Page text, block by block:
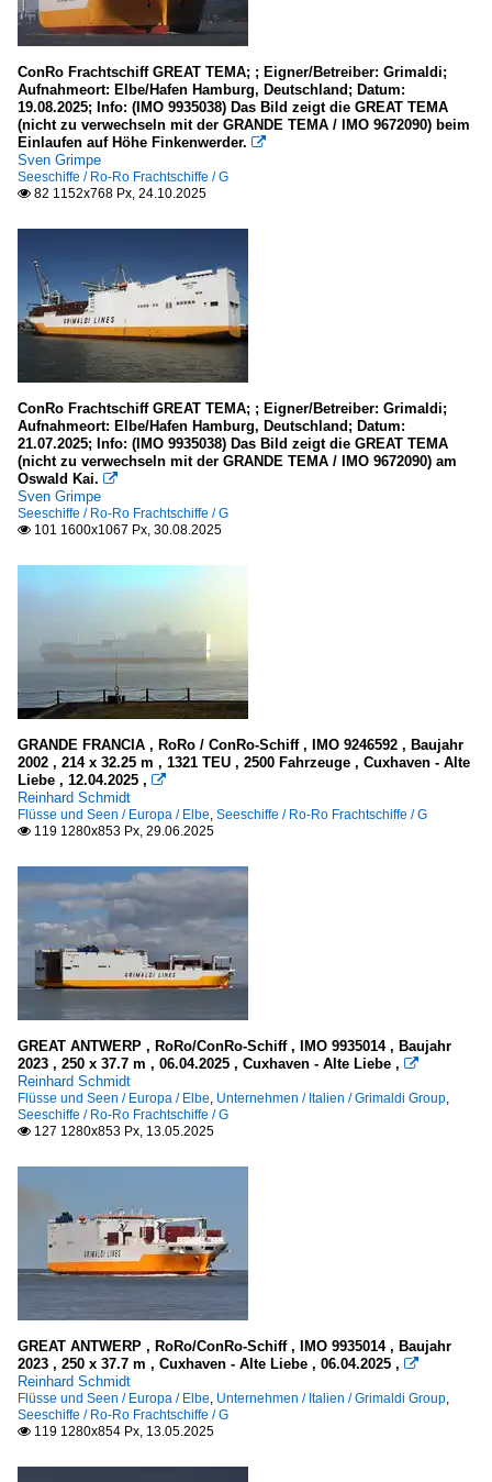
ConRo Frachtschiff GREAT TEMA; ; Eigner/Betreiber: Grimaldi;
Aufnahmeort: Elbe/Hafen Hamburg, Deutschland; Datum:
19.08.2025; Info: (IMO 9935038) Das Bild zeigt die GREAT TEMA
(nicht zu verwechseln mit der GRANDE TEMA / IMO 9672090) beim
Einlaufen auf Höhe Finkenwerder. 
Sven Grimpe
Seeschiffe / Ro-Ro Frachtschiffe / G
 82 1152x768 Px, 24.10.2025
ConRo Frachtschiff GREAT TEMA; ; Eigner/Betreiber: Grimaldi;
Aufnahmeort: Elbe/Hafen Hamburg, Deutschland; Datum:
21.07.2025; Info: (IMO 9935038) Das Bild zeigt die GREAT TEMA
(nicht zu verwechseln mit der GRANDE TEMA / IMO 9672090) am
Oswald Kai. 
Sven Grimpe
Seeschiffe / Ro-Ro Frachtschiffe / G
 101 1600x1067 Px, 30.08.2025
GRANDE FRANCIA , RoRo / ConRo-Schiff , IMO 9246592 , Baujahr
2002 , 214 x 32.25 m , 1321 TEU , 2500 Fahrzeuge , Cuxhaven - Alte
Liebe , 12.04.2025 , 
Reinhard Schmidt
Flüsse und Seen / Europa / Elbe, Seeschiffe / Ro-Ro Frachtschiffe / G
 119 1280x853 Px, 29.06.2025
GREAT ANTWERP , RoRo/ConRo-Schiff , IMO 9935014 , Baujahr
2023 , 250 x 37.7 m , 06.04.2025 , Cuxhaven - Alte Liebe , 
Reinhard Schmidt
Flüsse und Seen / Europa / Elbe, Unternehmen / Italien / Grimaldi Group,
Seeschiffe / Ro-Ro Frachtschiffe / G
 127 1280x853 Px, 13.05.2025
GREAT ANTWERP , RoRo/ConRo-Schiff , IMO 9935014 , Baujahr
2023 , 250 x 37.7 m , Cuxhaven - Alte Liebe , 06.04.2025 , 
Reinhard Schmidt
Flüsse und Seen / Europa / Elbe, Unternehmen / Italien / Grimaldi Group,
Seeschiffe / Ro-Ro Frachtschiffe / G
 119 1280x854 Px, 13.05.2025